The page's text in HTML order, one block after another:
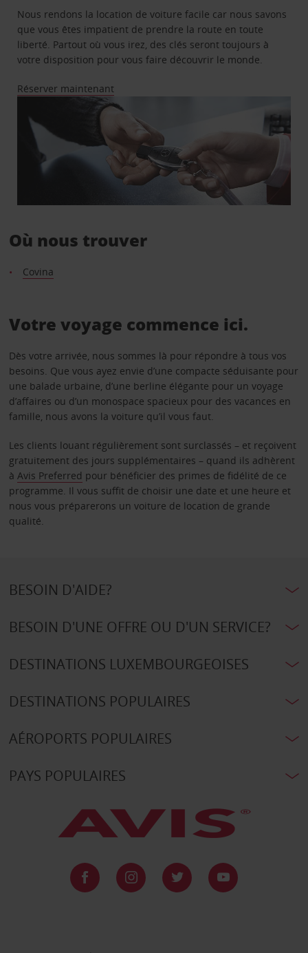
Nous rendons la location de voiture facile car nous savons
que vous êtes impatient de prendre la route en toute
liberté. Partout où vous irez, des clés seront toujours à
votre disposition pour vous faire découvrir le monde.
Réserver maintenant
Où nous trouver
Covina
Votre voyage commence ici.
Dès votre arrivée, nous sommes là pour répondre à tous vos
besoins. Que vous ayez envie d’une compacte séduisante pour
une balade urbaine, d’une berline élégante pour un voyage
d’affaires ou d’un monospace spacieux pour des vacances en
famille, nous avons la voiture qu’il vous faut.
Les clients louant régulièrement sont surclassés – et reçoivent
gratuitement des jours supplémentaires – quand ils adhèrent
à Avis Preferred pour bénéficier des primes de fidélité de ce
programme. Il vous suffit de choisir une date et une heure et
nous vous préparerons un voiture de location de grande
qualité.
BESOIN D'AIDE?
BESOIN D'UNE OFFRE OU D'UN SERVICE?
DESTINATIONS LUXEMBOURGEOISES
DESTINATIONS POPULAIRES
AÉROPORTS POPULAIRES
PAYS POPULAIRES